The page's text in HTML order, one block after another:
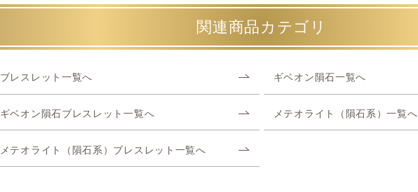
関連商品カテゴリ
ブレスレット一覧へ ギベオン隕石一覧へ
ギベオン隕石ブレスレット一覧へ メテオライト（隕石系）一覧へ
メテオライト（隕石系）ブレスレット一覧へ